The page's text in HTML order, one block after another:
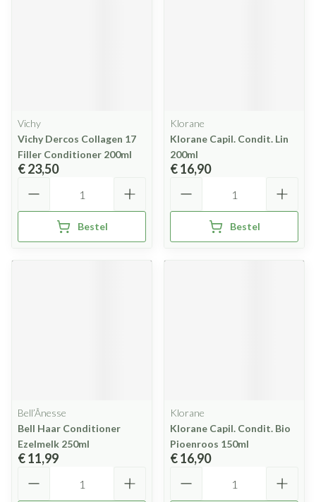
Vichy
Vichy Dercos Collagen 17
Filler Conditioner 200ml
€ 23,50
Bestel
Klorane
Klorane Capil. Condit. Lin
200ml
€ 16,90
Bestel
Bell’Ânesse
Bell Haar Conditioner
Ezelmelk 250ml
€ 11,99
Klorane
Klorane Capil. Condit. Bio
Pioenroos 150ml
€ 16,90